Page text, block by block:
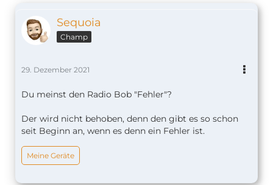
Sequoia
Champ
29. Dezember 2021
Du meinst den Radio Bob "Fehler"?
Der wird nicht behoben, denn den gibt es so schon
seit Beginn an, wenn es denn ein Fehler ist.
Meine Geräte